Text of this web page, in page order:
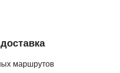
маршрутов